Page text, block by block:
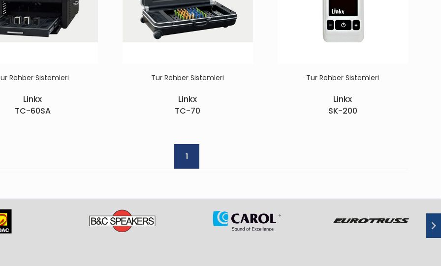
Rehber Sistemleri
Linkx
TC-60SA
Tur Rehber Sistemleri
Linkx
TC-70
Tur Rehber Sistemleri
Linkx
SK-200
1